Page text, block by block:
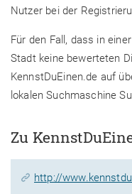
Nutzer bei der
Für den Fall, dass in
Stadt keine bewerteten
KennstDuEinen.de auf
lokalen Suchmaschine
Zu
http://